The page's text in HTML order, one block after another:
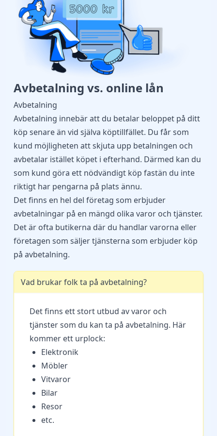
Avbetalning vs. online lån
Avbetalning
Avbetalning innebär att du betalar beloppet på ditt
köp senare än vid själva köptillfället. Du får som
kund möjligheten att skjuta upp betalningen och
avbetalar istället köpet i efterhand. Därmed kan du
som kund göra ett nödvändigt köp fastän du inte
riktigt har pengarna på plats ännu.
Det finns en hel del företag som erbjuder
avbetalningar på en mängd olika varor och tjänster.
Det är ofta butikerna där du handlar varorna eller
företagen som säljer tjänsterna som erbjuder köp
på avbetalning.
Vad brukar folk ta på avbetalning?
Det finns ett stort utbud av varor och
tjänster som du kan ta på avbetalning. Här
kommer ett urplock:
Elektronik
Möbler
Vitvaror
Bilar
Resor
etc.